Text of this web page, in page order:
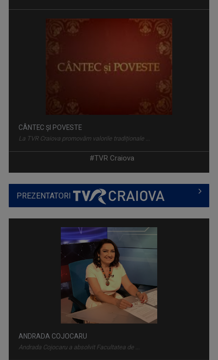
CÂNTEC ȘI POVESTE
La TVR Craiova promovăm valorile tradiționale ...
CU CĂRȚILE PE FAȚĂ
O emisiune despre cultură și creatorii ...
#TVR Craiova
PREZENTATORI
ANDRADA COJOCARU
Andrada Cojocaru a absolvit Facultatea de ...